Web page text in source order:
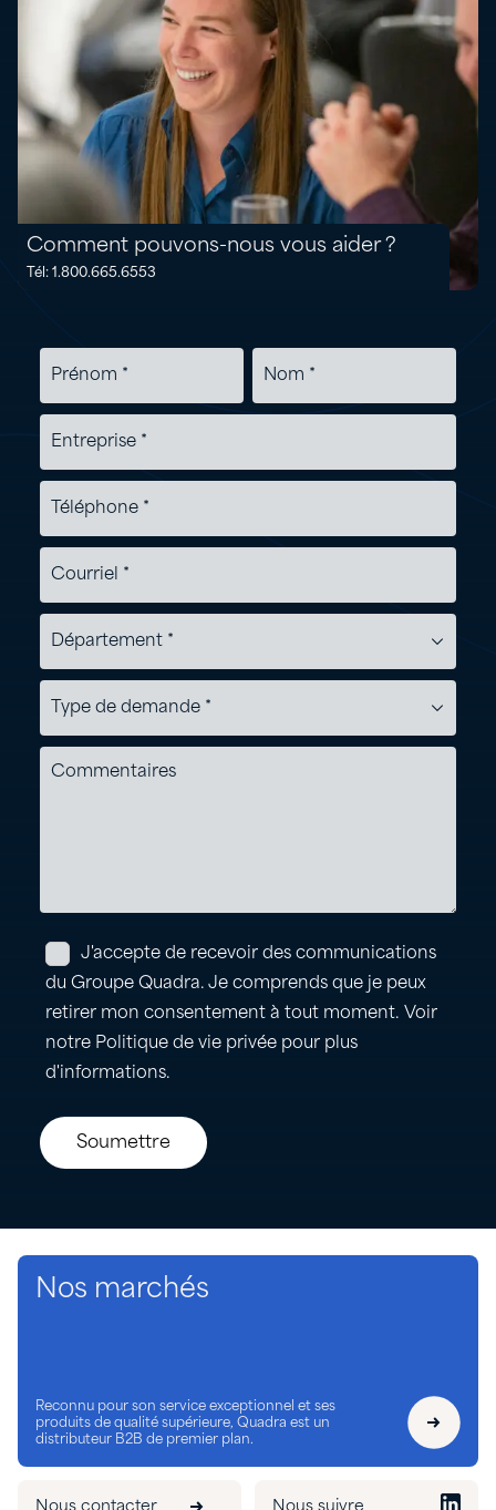
Comment pouvons-nous vous aider ?
Tél: 1.800.665.6553
Nos marchés
Reconnu pour son service exceptionnel et ses
produits de qualité supérieure, Quadra est un
distributeur B2B de premier plan.
Nous contacter Nous suivre